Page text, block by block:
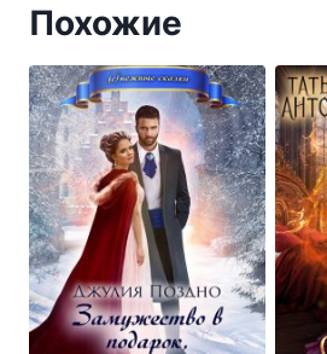
Похожие